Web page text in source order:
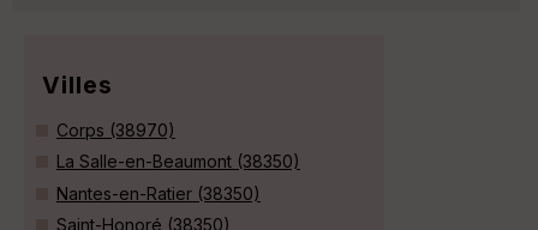
Villes
Corps (38970)
La Salle-en-Beaumont (38350)
Nantes-en-Ratier (38350)
Saint-Honoré (38350)